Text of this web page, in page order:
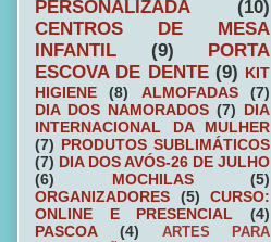
PERSONALIZADA
(10)
CENTROS DE MESA
INFANTIL
(9)
PORTA
ESCOVA DE DENTE (9) KIT
HIGIENE
(8) ALMOFADAS
(7)
DIA DOS NAMORADOS (7) DIA
INTERNACIONAL DA MULHER
(7) PRODUTOS SUBLIMÁTICOS
(7) DIA DOS AVÓS-26 DE JULHO
(6)
MOCHILAS
(5)
ORGANIZADORES
(5)
CURSO:
ONLINE E PRESENCIAL
(4)
PASCOA
(4)
ARTES PARA